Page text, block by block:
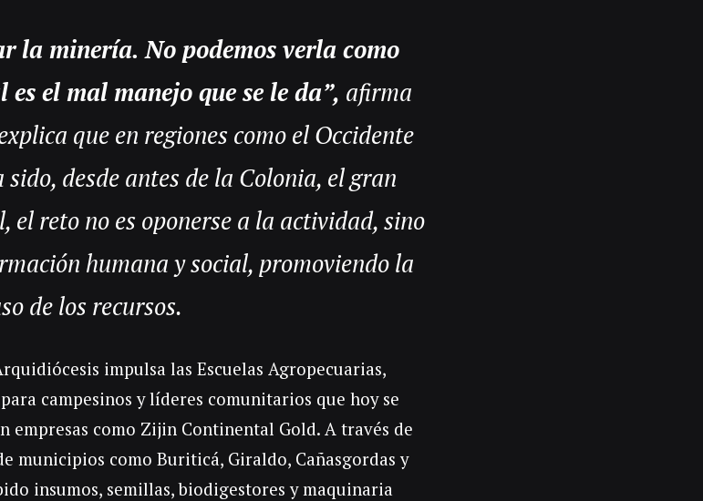
la minería. No podemos verla como
el mal manejo que se le da”, afirma
que en regiones como el Occidente
desde antes de la Colonia, el gran
el reto no es oponerse a la actividad, sino
humana y social, promoviendo la
de los recursos.
impulsa las Escuelas Agropecuarias,
campesinos y líderes comunitarios que hoy se
empresas como Zijin Continental Gold. A través de
municipios como Buriticá, Giraldo, Cañasgordas y
insumos, semillas, biodigestores y maquinaria